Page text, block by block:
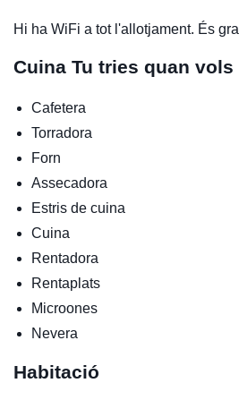
Hi ha WiFi a tot l'allotjament. És
Cuina Tu tries quan vols
Cafetera
Torradora
Forn
Assecadora
Estris de cuina
Cuina
Rentadora
Rentaplats
Microones
Nevera
Habitació